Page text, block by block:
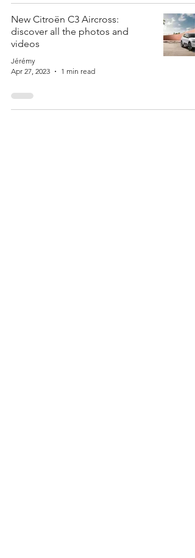
New Citroën C3 Aircross:
discover all the photos and
videos
Jérémy
Apr 27, 2023
1 min read